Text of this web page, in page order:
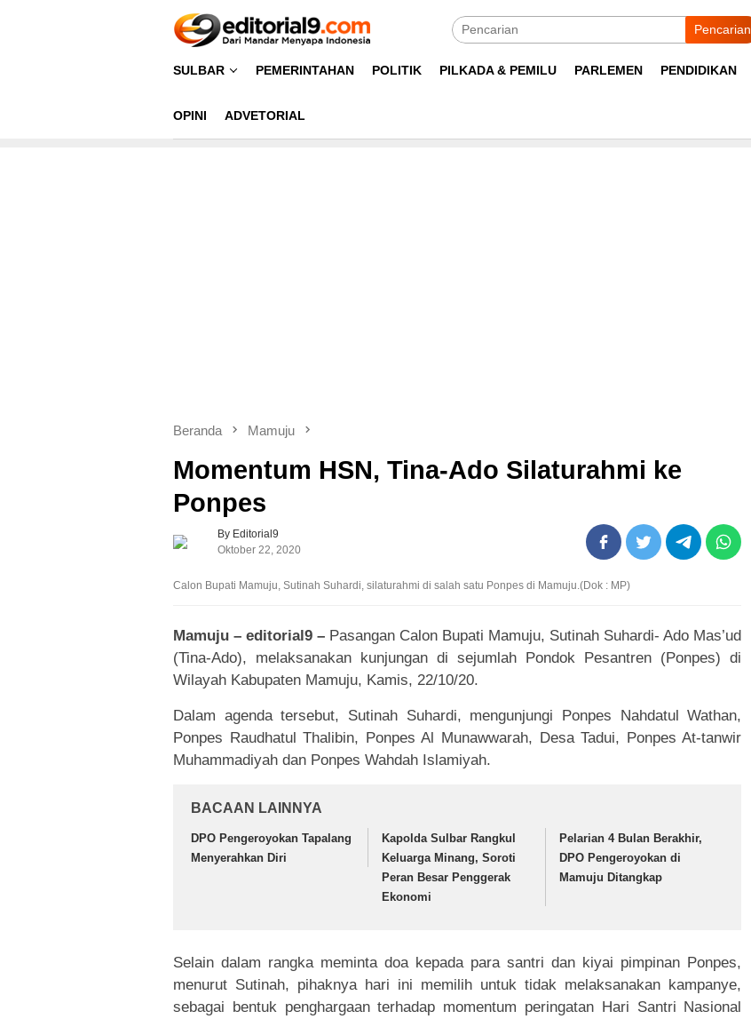
Pencarian
SULBAR PEMERINTAHAN POLITIK PILKADA & PEMILU PARLEMEN PENDIDIKAN
OPINI ADVETORIAL
Beranda Mamuju
Momentum HSN, Tina-Ado Silaturahmi ke
Ponpes
By Editorial9
Oktober 22, 2020
Calon Bupati Mamuju, Sutinah Suhardi, silaturahmi di salah satu Ponpes di Mamuju.(Dok : MP)
Mamuju – editorial9 – Pasangan Calon Bupati Mamuju, Sutinah Suhardi- Ado Mas’ud
(Tina-Ado), melaksanakan kunjungan di sejumlah Pondok Pesantren (Ponpes) di
Wilayah Kabupaten Mamuju, Kamis, 22/10/20.
Dalam agenda tersebut, Sutinah Suhardi, mengunjungi Ponpes Nahdatul Wathan,
Ponpes Raudhatul Thalibin, Ponpes Al Munawwarah, Desa Tadui, Ponpes At-tanwir
Muhammadiyah dan Ponpes Wahdah Islamiyah.
BACAAN LAINNYA
DPO Pengeroyokan Tapalang
Menyerahkan Diri
Kapolda Sulbar Rangkul
Keluarga Minang, Soroti
Peran Besar Penggerak
Ekonomi
Pelarian 4 Bulan Berakhir,
DPO Pengeroyokan di
Mamuju Ditangkap
Selain dalam rangka meminta doa kepada para santri dan kiyai pimpinan Ponpes,
menurut Sutinah, pihaknya hari ini memilih untuk tidak melaksanakan kampanye,
sebagai bentuk penghargaan terhadap momentum peringatan Hari Santri Nasional